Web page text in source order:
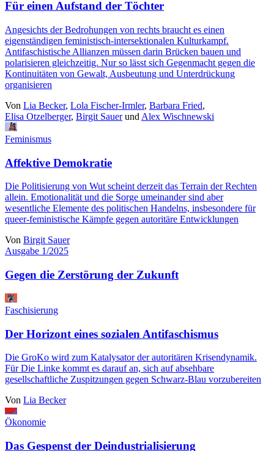
Für einen Aufstand der Töchter
Angesichts der Bedrohungen von rechts braucht es einen
eigenständigen feministisch-intersektionalen Kulturkampf.
Antifaschistische Allianzen müssen darin Brücken bauen und
polarisieren gleichzeitig. Nur so lässt sich Gegenmacht gegen die
Kontinuitäten von Gewalt, Ausbeutung und Unterdrückung
organisieren
Von Lia Becker, Lola Fischer-Irmler, Barbara Fried,
Elisa Otzelberger, Birgit Sauerund Alex Wischnewski
Feminismus
Affektive Demokratie
Die Politisierung von Wut scheint derzeit das Terrain der Rechten
allein. Emotionalität und die Sorge umeinander sind aber
wesentliche Elemente des politischen Handelns, insbesondere für
queer-feministische Kämpfe gegen autoritäre Entwicklungen
Von Birgit Sauer
Ausgabe 1/2025
Gegen die Zerstörung der Zukunft
Faschisierung
Der Horizont eines sozialen Antifaschismus
Die GroKo wird zum Katalysator der autoritären Krisendynamik.
Für Die Linke kommt es darauf an, sich auf absehbare
gesellschaftliche Zuspitzungen gegen Schwarz-Blau vorzubereiten
Von Lia Becker
Ökonomie
Das Gespenst der Deindustrialisierung